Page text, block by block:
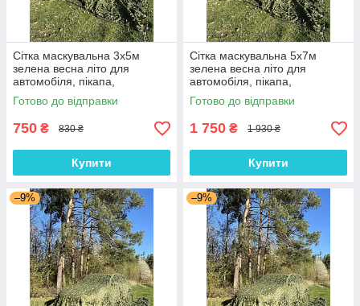
Сітка маскувальна 3х5м
зелена весна літо для
автомобіля, пікапа,
позашляховика та техніки
"Камуфляж №1"
Готово до відправки
750 ₴ 830 ₴
Купити
Сітка маскувальна 5х7м
зелена весна літо для
автомобіля, пікапа,
позашляховика та техніки
"Камуфляж №1"
Готово до відправки
1 750 ₴ 1 930 ₴
Купити
–9% –9%